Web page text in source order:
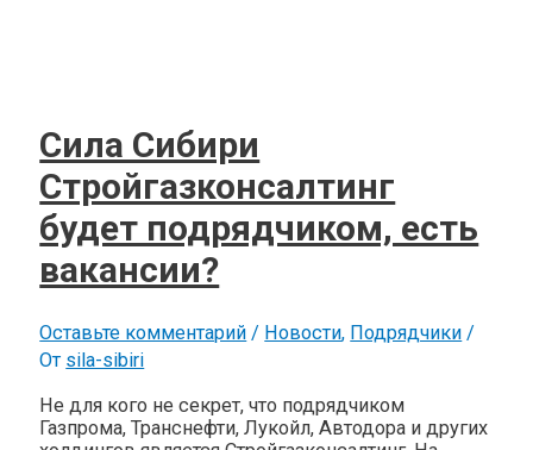
Сила Сибири
Стройгазконсалтинг
будет подрядчиком, есть
вакансии?
Оставьте комментарий / Новости, Подрядчики /
От sila-sibiri
Не для кого не секрет, что подрядчиком
Газпрома, Транснефти, Лукойл, Автодора и других